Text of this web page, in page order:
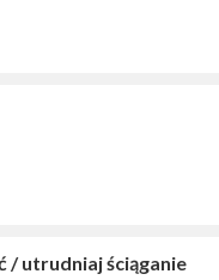
/ utrudniaj ściąganie